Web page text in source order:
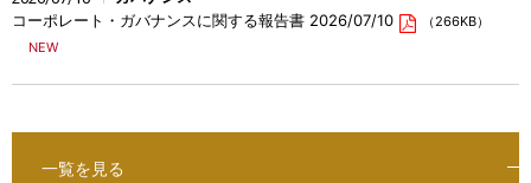
コーポレート・ガバナンスに関する報告書 2026/07/10
（266KB）
一覧を見る